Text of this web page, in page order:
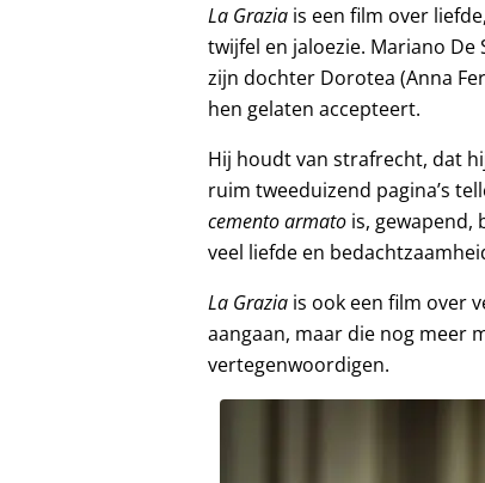
La Grazia is een film over
twijfel en jaloezie. Mariano
zijn dochter Dorotea (Anna
hen gelaten accepteert.
Hij houdt van strafrecht, dat
ruim tweeduizend pagina’s
cemento armato is, gewapend,
veel liefde en
La Grazia is ook een film over
aangaan, maar die nog meer
vertegenwoordigen.